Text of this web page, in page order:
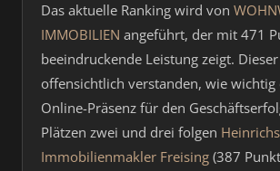
Das aktuelle Ranking wird von
IMMOBILIEN angeführt, der mit 471
beeindruckende Leistung zeigt.
offensichtlich verstanden, wie wichtig
Online-Präsenz für den
Plätzen zwei und drei folgen
Immobilienmakler Freising (387